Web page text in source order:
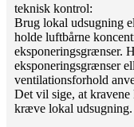
teknisk kontrol:
Brug lokal udsugning
holde luftbårne
eksponeringsgrænser.
eksponeringsgrænser
ventilationsforhold
Det vil sige, at kravene
kræve lokal udsugning.